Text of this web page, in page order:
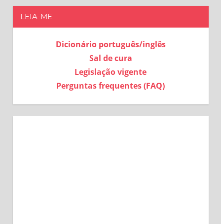
LEIA-ME
Dicionário português/inglês
Sal de cura
Legislação vigente
Perguntas frequentes (FAQ)